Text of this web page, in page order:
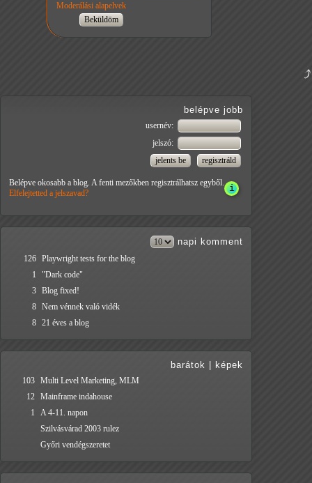
Moderálási alapelvek
belépve jobb
usernév:
jelszó:
Belépve okosabb a blog. A fenti mezőkben regisztrálhatsz egyből.
Elfelejtetted a jelszavad?
napi komment
126 Playwright tests for the blog
1
"Dark code"
3 Blog fixed!
8 Nem vénnek való vidék
8 21 éves a blog
barátok képek
103 Multi Level Marketing, MLM
12 Mainframe indahouse
1
A 4-11. napon
Szilvásvárad 2003 rulez
Győri vendégszeretet